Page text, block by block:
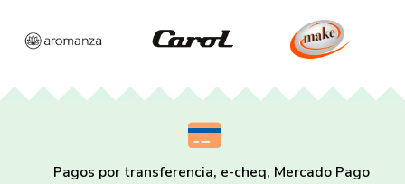
Pagos por transferencia, e-cheq, Mercado Pago